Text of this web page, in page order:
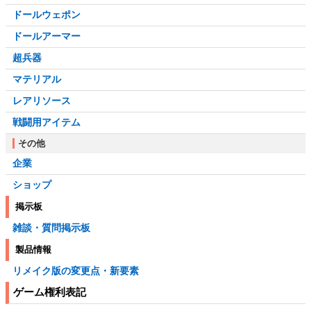
ドールウェポン
ドールアーマー
超兵器
マテリアル
レアリソース
戦闘用アイテム
その他
企業
ショップ
掲示板
雑談・質問掲示板
製品情報
リメイク版の変更点・新要素
ゲーム権利表記